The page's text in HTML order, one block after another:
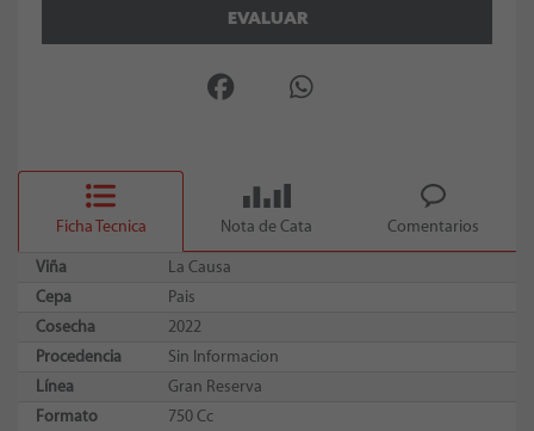
EVALUAR
Ficha Tecnica Nota de Cata Comentarios
Viña
La Causa
Cepa
Pais
Cosecha
2022
Procedencia
Sin Informacion
Línea
Gran Reserva
Formato
750 Cc